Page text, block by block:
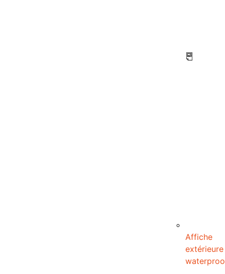
Affiche
extérieure